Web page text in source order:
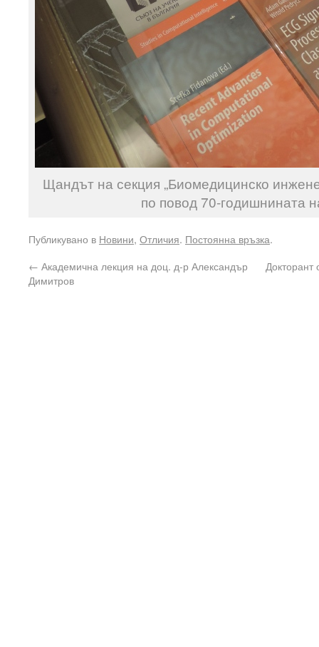
Щандът на секция „Биомедицинско
по повод 70-годишнината
Публикувано в Новини, Отличия. Постоянна връзка.
← Академична лекция на доц. д-р Александър
Димитров